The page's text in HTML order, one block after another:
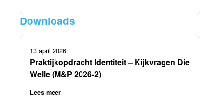
Downloads
13 april 2026
Praktijkopdracht Identiteit – Kijkvragen Die
Welle (M&P 2026-2)
Lees meer